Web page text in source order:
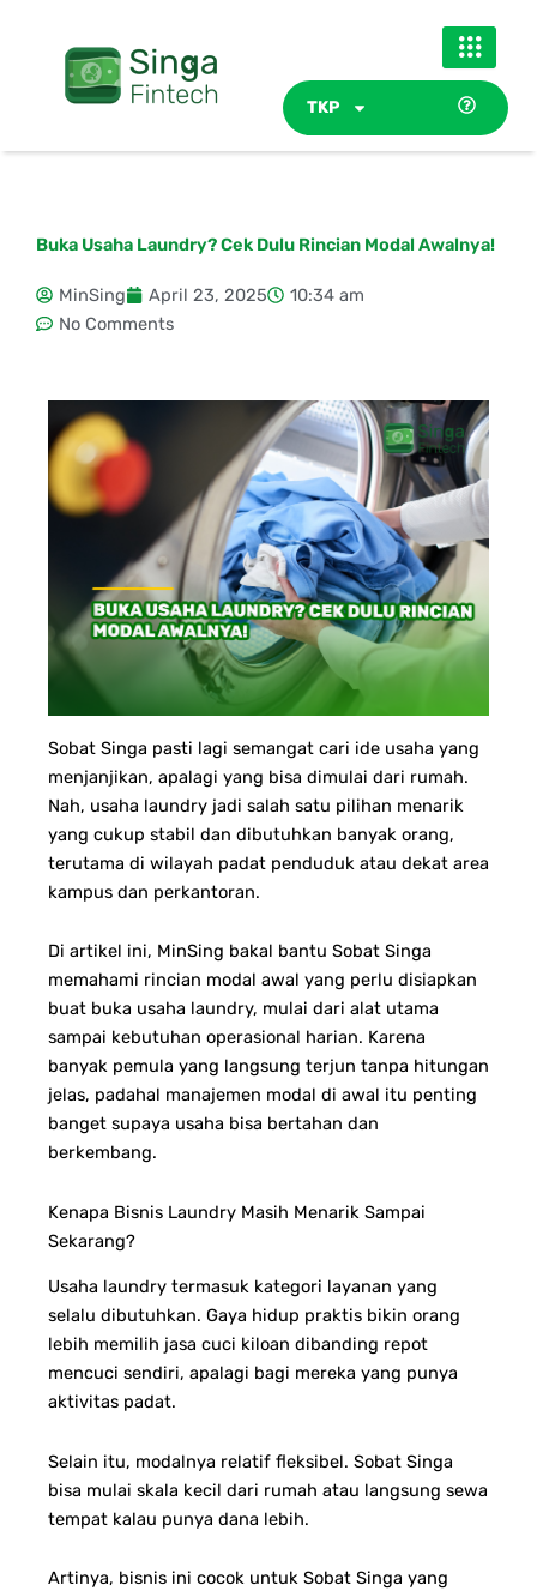
TKP
Buka Usaha Laundry? Cek Dulu Rincian Modal Awalnya!
MinSing April 23, 2025
10:34 am
No Comments
Sobat Singa pasti lagi semangat cari ide usaha yang
menjanjikan, apalagi yang bisa dimulai dari rumah.
Nah, usaha laundry jadi salah satu pilihan menarik
yang cukup stabil dan dibutuhkan banyak orang,
terutama di wilayah padat penduduk atau dekat area
kampus dan perkantoran.
Di artikel ini, MinSing bakal bantu Sobat Singa
memahami rincian modal awal yang perlu disiapkan
buat buka usaha laundry, mulai dari alat utama
sampai kebutuhan operasional harian. Karena
banyak pemula yang langsung terjun tanpa hitungan
jelas, padahal manajemen modal di awal itu penting
banget supaya usaha bisa bertahan dan
berkembang.
Kenapa Bisnis Laundry Masih Menarik Sampai
Sekarang?
Usaha laundry termasuk kategori layanan yang
selalu dibutuhkan. Gaya hidup praktis bikin orang
lebih memilih jasa cuci kiloan dibanding repot
mencuci sendiri, apalagi bagi mereka yang punya
aktivitas padat.
Selain itu, modalnya relatif fleksibel. Sobat Singa
bisa mulai skala kecil dari rumah atau langsung sewa
tempat kalau punya dana lebih.
Artinya, bisnis ini cocok untuk Sobat Singa yang